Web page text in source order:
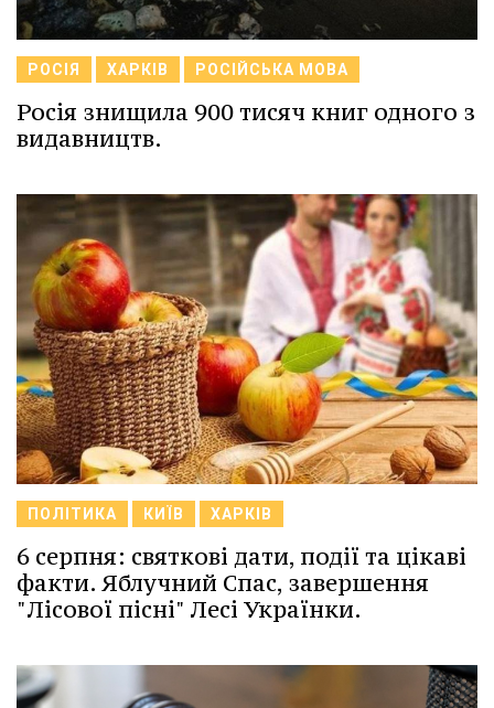
РОСІЯ ХАРКІВ РОСІЙСЬКА МОВА
Росія знищила 900 тисяч книг одного з
видавництв.
ПОЛІТИКА КИЇВ ХАРКІВ
6 серпня: святкові дати, події та цікаві
факти. Яблучний Спас, завершення
"Лісової пісні" Лесі Українки.